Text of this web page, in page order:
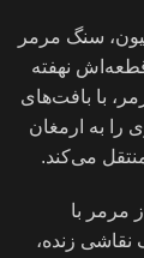
سنگ مرمر
نهفته
با بافت‌های
را به ارمغان
می‌کند.
مرمر با
زنده،